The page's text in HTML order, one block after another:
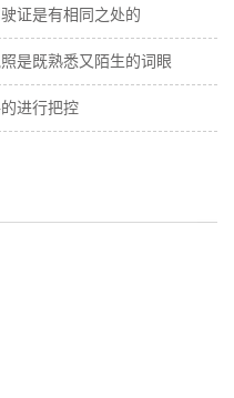
证是有相同之处的
是既熟悉又陌生的词眼
进行把控